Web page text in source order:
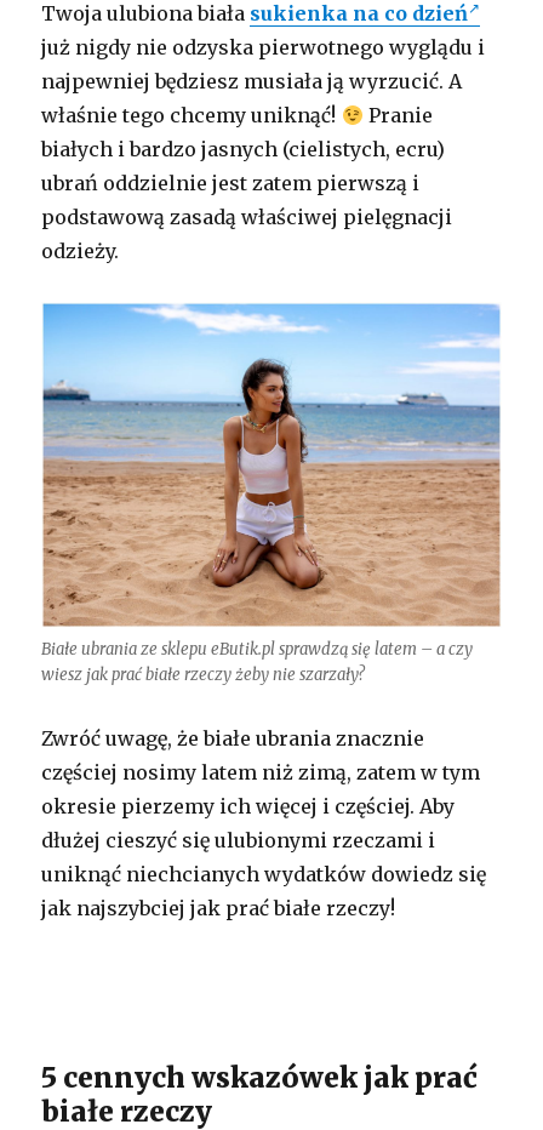
Twoja ulubiona biała sukienka na co dzień
już nigdy nie odzyska pierwotnego wyglądu i
najpewniej będziesz musiała ją wyrzucić. A
właśnie tego chcemy uniknąć!
Pranie
białych i bardzo jasnych (cielistych, ecru)
ubrań oddzielnie jest zatem pierwszą i
podstawową zasadą właściwej pielęgnacji
odzieży.
Białe ubrania ze sklepu eButik.pl sprawdzą się latem – a czy
wiesz jak prać białe rzeczy żeby nie szarzały?
Zwróć uwagę, że białe ubrania znacznie
częściej nosimy latem niż zimą, zatem w tym
okresie pierzemy ich więcej i częściej. Aby
dłużej cieszyć się ulubionymi rzeczami i
uniknąć niechcianych wydatków dowiedz się
jak najszybciej jak prać białe rzeczy!
5 cennych wskazówek jak prać
białe rzeczy